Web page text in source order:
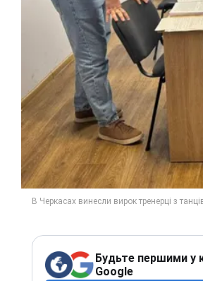
Будьте першими у
Google